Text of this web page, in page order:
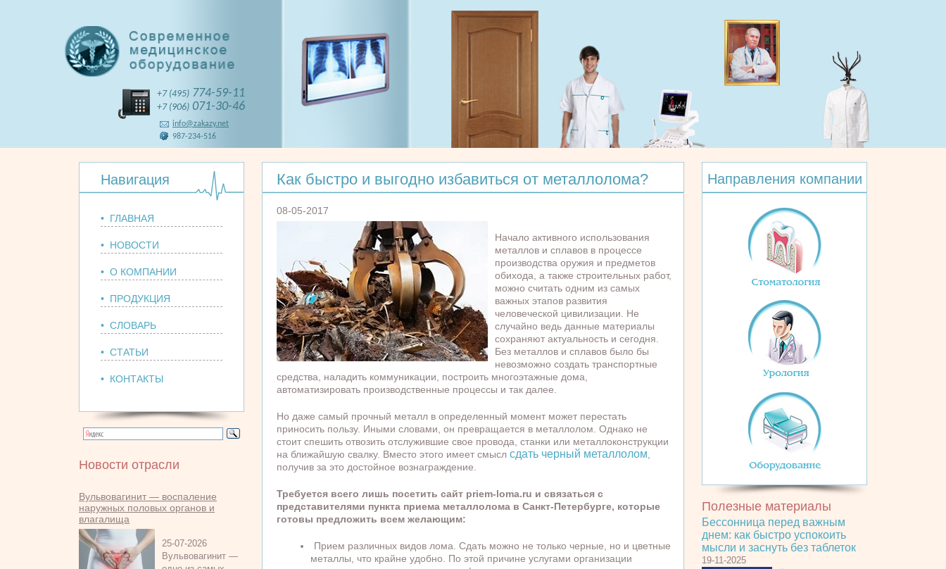
+7 (495) 774-59-11
+7 (906) 071-30-46
info@zakazy.net
987-234-516
Навигация
• ГЛАВНАЯ
• НОВОСТИ
• О КОМПАНИИ
• ПРОДУКЦИЯ
• СЛОВАРЬ
• СТАТЬИ
• КОНТАКТЫ
Новости отрасли
Вульвовагинит — воспаление
наружных половых органов и
влагалища
25-07-2026
Вульвовагинит —
Как быстро и выгодно избавиться от металлолома?
08-05-2017
Начало активного использования
металлов и сплавов в процессе
производства оружия и предметов
обихода, а также строительных работ,
можно считать одним из самых
важных этапов развития
человеческой цивилизации. Не
случайно ведь данные материалы
сохраняют актуальность и сегодня.
Без металлов и сплавов было бы
невозможно создать транспортные
средства, наладить коммуникации, построить многоэтажные дома,
автоматизировать производственные процессы и так далее.
Но даже самый прочный металл в определенный момент может перестать
приносить пользу. Иными словами, он превращается в металлолом. Однако не
стоит спешить отвозить отслужившие свое провода, станки или металлоконструкции
на ближайшую свалку. Вместо этого имеет смысл сдать черный металлолом
получив за это достойное вознаграждение.
Требуется всего лишь посетить сайт priem-loma.ru и связаться с
представителями пункта приема металлолома в Санкт-Петербурге, которые
готовы предложить всем желающим:
Прием различных видов лома. Сдать можно не только черные, но и цветные
металлы, что крайне удобно. По этой причине услугами организации
Направления компании
Полезные материалы
Бессонница перед важным
днем: как быстро успокоить
мысли и заснуть без таблеток
19-11-2025